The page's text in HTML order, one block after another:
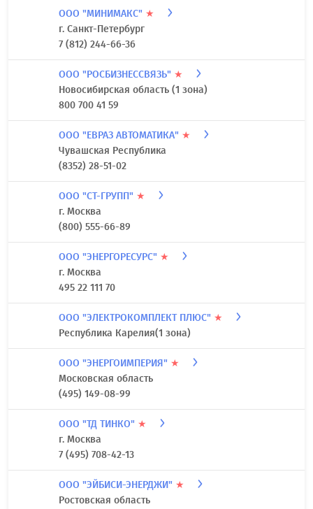
ООО "МИНИМАКС" ★
г. Санкт-Петербург
7 (812) 244-66-36
ООО "РОСБИЗНЕССВЯЗЬ" ★
Новосибирская область (1 зона)
800 700 41 59
ООО "ЕВРАЗ АВТОМАТИКА" ★
Чувашская Республика
(8352) 28-51-02
ООО "СТ-ГРУПП" ★
г. Москва
(800) 555-66-89
ООО "ЭНЕРГОРЕСУРС" ★
г. Москва
495 22 111 70
ООО "ЭЛЕКТРОКОМПЛЕКТ ПЛЮС" ★
Республика Карелия(1 зона)
ООО "ЭНЕРГОИМПЕРИЯ" ★
Московская область
(495) 149-08-99
ООО "ТД ТИНКО" ★
г. Москва
7 (495) 708-42-13
ООО "ЭЙБИСИ-ЭНЕРДЖИ" ★
Ростовская область